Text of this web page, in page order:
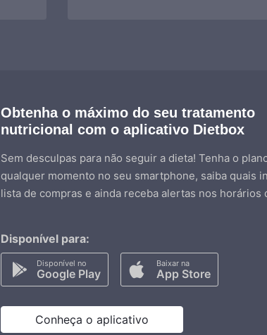
Obtenha o máximo do seu tratamento
nutricional com o aplicativo Dietbox
Sem desculpas para não seguir a dieta! Tenha o
qualquer momento no seu smartphone, saiba quais
lista de compras e ainda receba alertas nos horários
Disponível para:
Disponível no
Google Play
Baixar na
App Store
Conheça o aplicativo